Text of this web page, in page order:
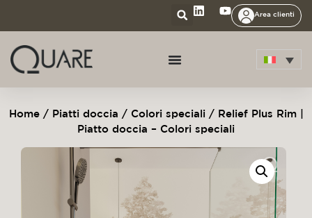
Area clienti
Home/ Piatti doccia / Colori speciali/ Relief Plus Rim |
Piatto doccia – Colori speciali